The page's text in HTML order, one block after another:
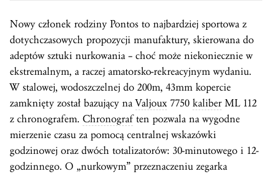
Nowy członek rodziny Pontos to najbardziej sportowa z
dotychczasowych propozycji manufaktury, skierowana do
adeptów sztuki nurkowania – choć może niekoniecznie w
ekstremalnym, a raczej amatorsko-rekreacyjnym wydaniu.
W stalowej, wodoszczelnej do 200m, 43mm kopercie
zamknięty został bazujący naValjoux 7750 kaliber ML 112
z chronografem. Chronograften pozwala na wygodne
mierzenie czasu za pomocą centralnej wskazówki
godzinowej oraz dwóch totalizatorów: 30-minutowego i 12-
godzinnego. O „nurkowym” przeznaczeniu zegarka